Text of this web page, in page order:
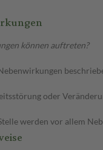
können auftreten?
oder
werden vor allem